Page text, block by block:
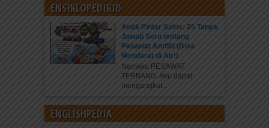
ENSIKLOPEDIKID
Anak Pintar Sains: 25 Tanya
Jawab Seru tentang
Pesawat Amfibi (Bisa
Mendarat di Air!)
Namaku PESAWAT
TERBANG. Aku dapat
mengangkut...
ENGLISHPEDIA